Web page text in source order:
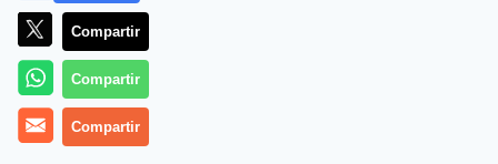
Lea el artículo completo en
Compartir
Compartir
Compartir